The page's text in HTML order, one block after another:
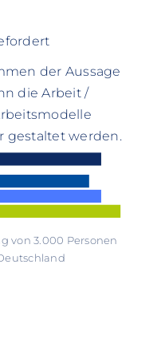
der Aussage
die Arbeit /
gestaltet werden.
von 3.000 Personen